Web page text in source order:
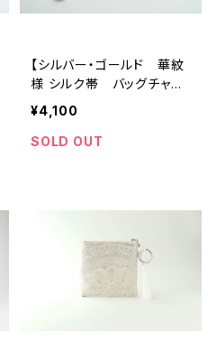
【シルバー・ゴールド 華紋
様 シルク帯 バッグチャー
ム型ポーチ】パスポート・お
薬手帳ポーチ、誕生日ギフト
にも。
¥4,100
SOLD OUT